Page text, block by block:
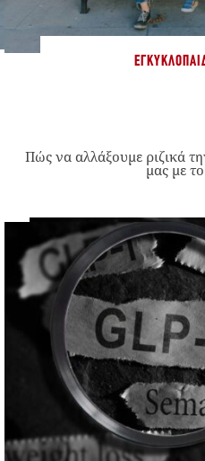
Πώς να αλλάξουμε ριζικά
μας με